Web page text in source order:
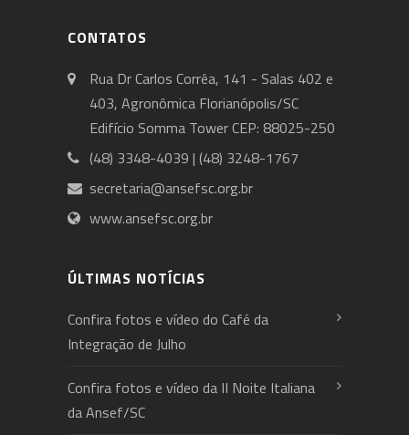
CONTATOS
Rua Dr Carlos Corrêa, 141 - Salas 402 e
403, Agronômica Florianópolis/SC
Edifício Somma Tower CEP: 88025-250
(48) 3348-4039 | (48) 3248-1767
secretaria@ansefsc.org.br
www.ansefsc.org.br
ÚLTIMAS NOTÍCIAS
Confira fotos e vídeo do Café da
Integração de Julho
Confira fotos e vídeo da II Noite Italiana
da Ansef/SC